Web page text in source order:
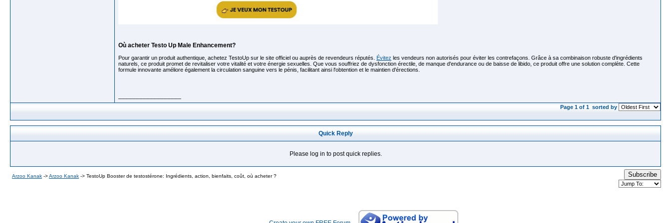
Où acheter Testo Up Male Enhancement?
Pour garantir un produit authentique, achetez TestoUp sur le site officiel ou auprès de revendeurs réputés. Évitez les vendeurs non autorisés pour éviter les contrefaçons. Grâce à sa combinaison robuste d'ingrédients
naturels, ce produit promet de revitaliser votre vitalité et votre énergie sexuelles. Que vous souffriez de dysfonction érectile, de manque d'endurance ou de baisse de libido, ce produit offre une solution complète. Cette
formule innovante améliore également la circulation sanguine vers le pénis, facilitant ainsi l'obtention et le maintien d'érections.
Page 1 of 1 sorted by
Quick Reply
Please log in to post quick replies.
Arzoo Kanak ->Arzoo Kanak -> TestoUp Booster de testostérone: Ingrédients, action, bienfaits, coût, où acheter ? Subscribe